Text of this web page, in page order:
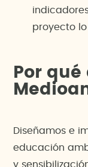
proyecto lo
Por
Diseñamos e
educación
y